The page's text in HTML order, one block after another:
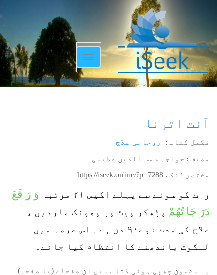
Toggle
navigation
آنت اترنا
مکمل کتاب : روحانی علاج
مصنف : خواجہ شمس الدّین عظیمی
مختصر لنک : https://iseek.online/?p=7288
رات کو سونے سے پہلے اکیس ۲۱ مرتبہ
وَ رَ فَعَ
دَرَ جَا تُھُمْ پڑھکر پیٹ پر پھونک ماردیں ،
علاج کی مدت نوے۹۰ دن ہے۔ اس عرصہ میں
لنگوٹ باندھنے کا انتظام کیا جائے۔
یہ مضمون چھپی ہوئی کتاب میں ان صفحات (یا صفحہ)